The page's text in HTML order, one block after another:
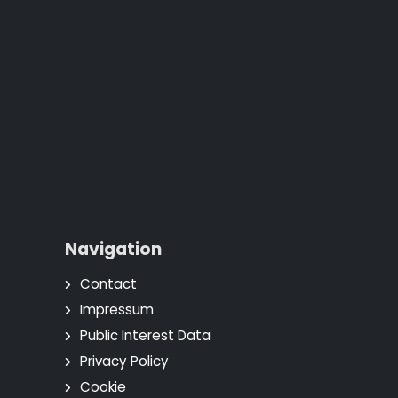
Navigation
Contact
Impressum
Public Interest Data
Privacy Policy
Cookie